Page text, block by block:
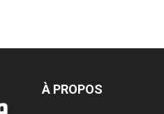
À PROPOS